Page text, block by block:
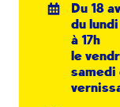
Du 18
du
à 17h
le
samedi